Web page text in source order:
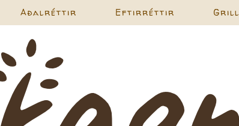
Aðalréttir Eftirréttir Grill